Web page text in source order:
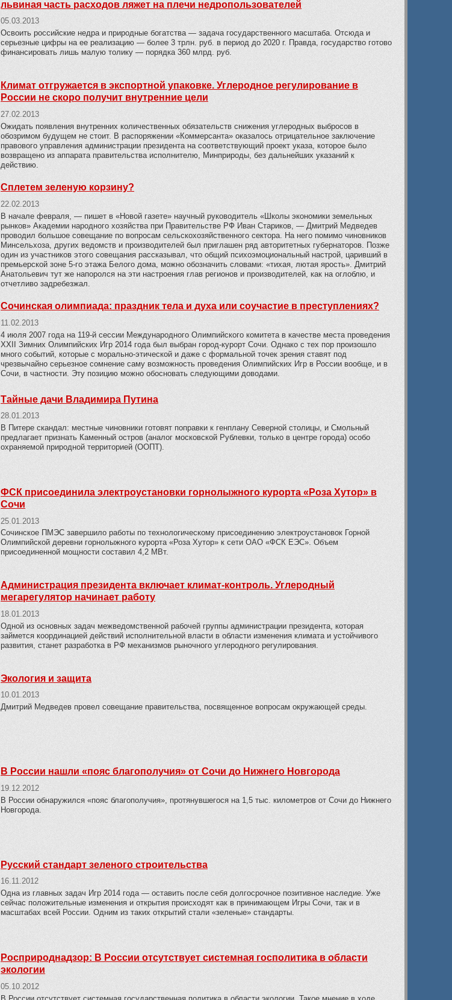
львиная часть расходов ляжет на плечи недропользователей
05.03.2013
Освоить российские недра и природные богатства — задача государственного масштаба. Отсюда и
серьезные цифры на ее реализацию — более 3 трлн. руб. в период до 2020 г. Правда, государство готово
финансировать лишь малую толику — порядка 360 млрд. руб.
Климат отгружается в экспортной упаковке. Углеродное регулирование в
России не скоро получит внутренние цели
27.02.2013
Ожидать появления внутренних количественных обязательств снижения углеродных выбросов в
обозримом будущем не стоит. В распоряжении «Коммерсанта» оказалось отрицательное заключение
правового управления администрации президента на соответствующий проект указа, которое было
возвращено из аппарата правительства исполнителю, Минприроды, без дальнейших указаний к
действию.
Сплетем зеленую корзину?
22.02.2013
В начале февраля, — пишет в «Новой газете» научный руководитель «Школы экономики земельных
рынков» Академии народного хозяйства при Правительстве РФ Иван Стариков, — Дмитрий Медведев
проводил большое совещание по вопросам сельскохозяйственного сектора. На него помимо чиновников
Минсельхоза, других ведомств и производителей был приглашен ряд авторитетных губернаторов. Позже
один из участников этого совещания рассказывал, что общий психоэмоциональный настрой, царивший в
премьерской зоне 5-го этажа Белого дома, можно обозначить словами: «тихая, лютая ярость». Дмитрий
Анатольевич тут же напоролся на эти настроения глав регионов и производителей, как на оглоблю, и
отчетливо задребезжал.
Сочинская олимпиада: праздник тела и духа или соучастие в преступлениях?
11.02.2013
4 июля 2007 года на 119-й сессии Международного Олимпийского комитета в качестве места проведения
XXII Зимних Олимпийских Игр 2014 года был выбран город-курорт Сочи. Однако с тех пор произошло
много событий, которые с морально-этической и даже с формальной точек зрения ставят под
чрезвычайно серьезное сомнение саму возможность проведения Олимпийских Игр в России вообще, и в
Сочи, в частности. Эту позицию можно обосновать следующими доводами.
Тайные дачи Владимира Путина
28.01.2013
В Питере скандал: местные чиновники готовят поправки к генплану Северной столицы, и Смольный
предлагает признать Каменный остров (аналог московской Рублевки, только в центре города) особо
охраняемой природной территорией (ООПТ).
ФСК присоединила электроустановки горнолыжного курорта «Роза Хутор» в
Сочи
25.01.2013
Сочинское ПМЭС завершило работы по технологическому присоединению электроустановок Горной
Олимпийской деревни горнолыжного курорта «Роза Хутор» к сети ОАО «ФСК ЕЭС». Объем
присоединенной мощности составил 4,2 МВт.
Администрация президента включает климат-контроль. Углеродный
мегарегулятор начинает работу
18.01.2013
Одной из основных задач межведомственной рабочей группы администрации президента, которая
займется координацией действий исполнительной власти в области изменения климата и устойчивого
развития, станет разработка в РФ механизмов рыночного углеродного регулирования.
Экология и защита
10.01.2013
Дмитрий Медведев провел совещание правительства, посвященное вопросам окружающей среды.
В России нашли «пояс благополучия» от Сочи до Нижнего Новгорода
19.12.2012
В России обнаружился «пояс благополучия», протянувшегося на 1,5 тыс. километров от Сочи до Нижнего
Новгорода.
Русский стандарт зеленого строительства
16.11.2012
Одна из главных задач Игр 2014 года — оставить после себя долгосрочное позитивное наследие. Уже
сейчас положительные изменения и открытия происходят как в принимающем Игры Сочи, так и в
масштабах всей России. Одним из таких открытий стали «зеленые» стандарты.
Росприроднадзор: В России отсутствует системная госполитика в области
экологии
05.10.2012